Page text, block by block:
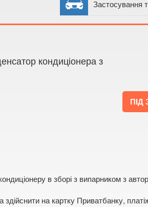
Застосування
кондиціонера з
в зборі з випарником з
на картку Приватбанку,